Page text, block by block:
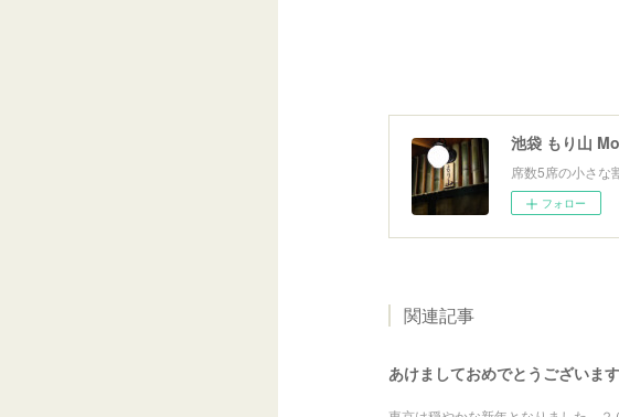
池袋 もり山
席数5席の小さな
フォロー
関連記事
あけましておめでとうございます